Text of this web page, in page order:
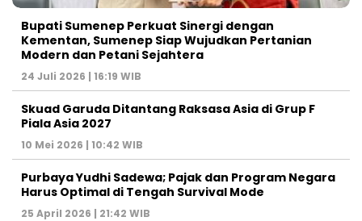
Bupati Sumenep Perkuat Sinergi dengan
Kementan, Sumenep Siap Wujudkan Pertanian
Modern dan Petani Sejahtera
24 Juli 2026 | 16:19 WIB
Skuad Garuda Ditantang Raksasa Asia di Grup F
Piala Asia 2027
10 Mei 2026 | 10:42 WIB
Purbaya Yudhi Sadewa; Pajak dan Program Negara
Harus Optimal di Tengah Survival Mode
25 April 2026 | 21:42 WIB